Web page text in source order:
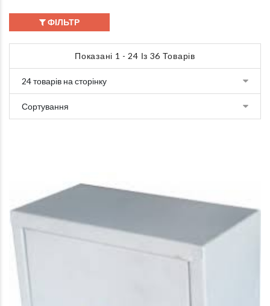
ФІЛЬТР
Показані 1 - 24 Із 36 Товарів